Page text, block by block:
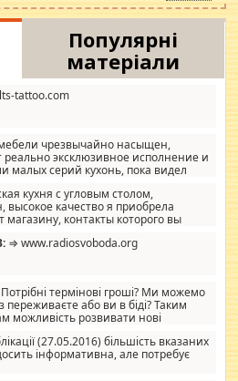
Популярні
матеріали
tattoo.com
чрезвычайно насыщен,
эксклюзивное исполнение и
малых серий кухонь, пока видел
креативненько и что главное -
ненужных наворотов удорожающих
фактор.
кухня с угловым столом,
высокое качество я приобрела
магазину, контакты которого вы
⇒ www.radiosvoboda.org
Потрібні термінові гроші? Ми можемо
переживаєте або ви в біді? Таким
можливість розвивати нові
дати їм шанс. Кожен
і, оскільки влада не зможе, вони
Для нас нема багато суми, і зрілість
(27.05.2016) більшість вказаних
інформативна, але потребує